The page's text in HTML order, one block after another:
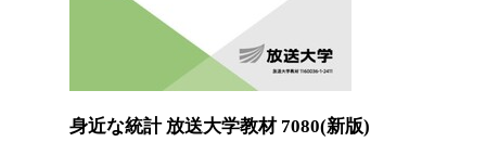
身近な統計 放送大学教材 7080(新版)